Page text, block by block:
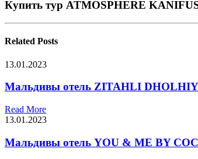
Купить тур ATMOSPHERE
Related Posts
13.01.2023
Мальдивы отель ZITAHLI
Read More
13.01.2023
Мальдивы отель YOU & ME BY